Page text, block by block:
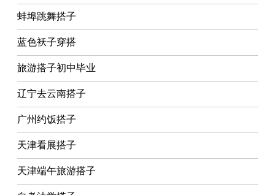
蚌埠跳舞搭子
蓝色袄子穿搭
旅游搭子初中毕业
辽宁去云南搭子
广州约饭搭子
天津看展搭子
天津端午旅游搭子